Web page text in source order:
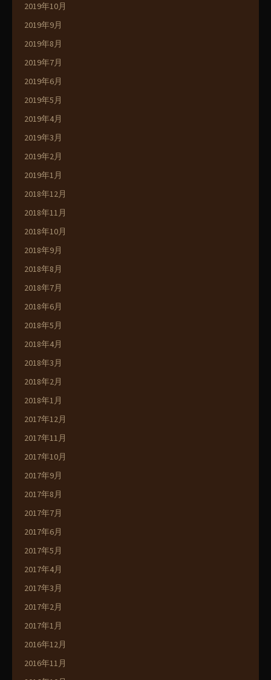
2019年10月
2019年9月
2019年8月
2019年7月
2019年6月
2019年5月
2019年4月
2019年3月
2019年2月
2019年1月
2018年12月
2018年11月
2018年10月
2018年9月
2018年8月
2018年7月
2018年6月
2018年5月
2018年4月
2018年3月
2018年2月
2018年1月
2017年12月
2017年11月
2017年10月
2017年9月
2017年8月
2017年7月
2017年6月
2017年5月
2017年4月
2017年3月
2017年2月
2017年1月
2016年12月
2016年11月